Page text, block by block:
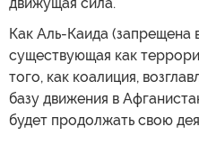
Как Аль-Каида (запрещена
существующая как
того, как коалиция,
базу движения в
будет продолжать свою